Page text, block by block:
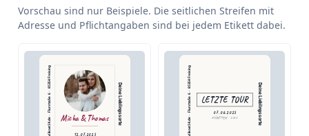
Vorschau sind nur Beispiele. Die seitlichen Streifen mit
Adresse und Pflichtangaben sind bei jedem Etikett dabei.
www.likoer24.de  ·  Flurstraße 6  ·  85354 Freising Micha & Thomas
12.07.2025
Deine Lieblingssorte www.likoer24.de  ·  Flurstraße 6  ·  85354 Freising LETZTE TOUR
07.06.2025
MÜNCHEN · 2025 Deine Lieblingssorte